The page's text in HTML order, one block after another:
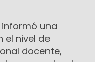
informó una
el nivel de
docente,